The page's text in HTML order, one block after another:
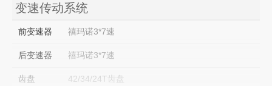
变速传动系统
前变速器 禧玛诺3*7速
后变速器 禧玛诺3*7速
齿盘 42/34/24T齿盘